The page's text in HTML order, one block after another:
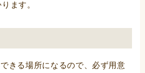
ます。
きる場所になるので、必ず用意